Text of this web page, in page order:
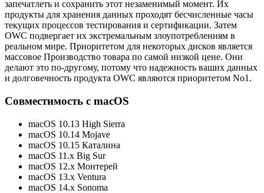
запечатлеть и сохранить этот незаменимый момент. Их
продукты для хранения данных проходят бесчисленные часы
текущих процессов тестирования и сертификации. Затем
OWC подвергает их экстремальным злоупотреблениям в
реальном мире. Приоритетом для некоторых дисков является
массовое Производство товара по самой низкой цене. Они
делают это по-другому, потому что надежность ваших данных
и долговечность продукта OWC являются приоритетом No1.
Совместимость с macOS
macOS 10.13 High Sierra
macOS 10.14 Mojave
macOS 10.15 Каталина
macOS 11.x Big Sur
macOS 12.x Монтерей
macOS 13.x Ventura
macOS 14.x Sonoma